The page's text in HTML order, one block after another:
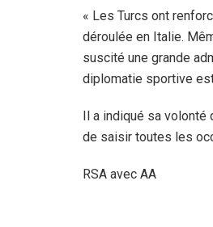
« Les Turcs ont
déroulée en Italie.
suscité une grande
diplomatie sportive
Il a indiqué sa volonté
de saisir toutes les
RSA avec AA